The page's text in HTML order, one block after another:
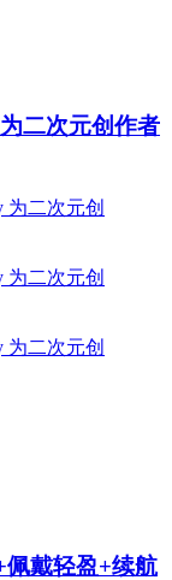
二次元创作者
戴轻盈+续航